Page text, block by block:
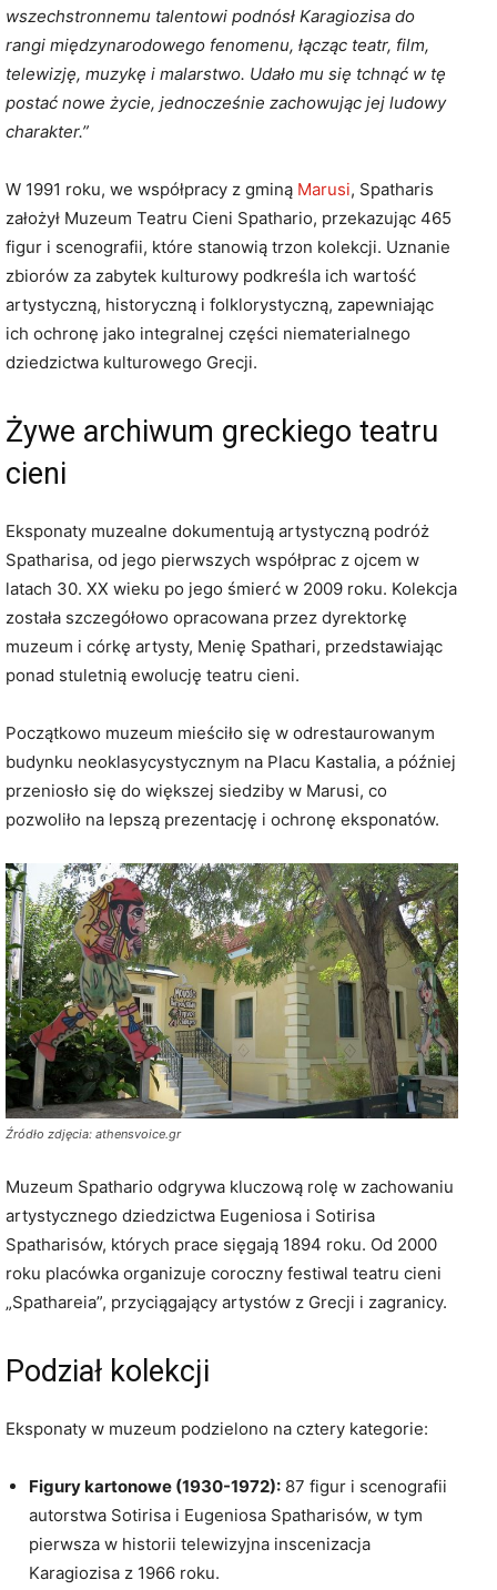
wszechstronnemu talentowi podnósł Karagiozisa do
rangi międzynarodowego fenomenu, łącząc teatr, film,
telewizję, muzykę i malarstwo. Udało mu się tchnąć w tę
postać nowe życie, jednocześnie zachowując jej ludowy
charakter.”
W 1991 roku, we współpracy z gminą Marusi, Spatharis
założył Muzeum Teatru Cieni Spathario, przekazując 465
figur i scenografii, które stanowią trzon kolekcji. Uznanie
zbiorów za zabytek kulturowy podkreśla ich wartość
artystyczną, historyczną i folklorystyczną, zapewniając
ich ochronę jako integralnej części niematerialnego
dziedzictwa kulturowego Grecji.
Żywe archiwum greckiego teatru
cieni
Eksponaty muzealne dokumentują artystyczną podróż
Spatharisa, od jego pierwszych współprac z ojcem w
latach 30. XX wieku po jego śmierć w 2009 roku. Kolekcja
została szczegółowo opracowana przez dyrektorkę
muzeum i córkę artysty, Menię Spathari, przedstawiając
ponad stuletnią ewolucję teatru cieni.
Początkowo muzeum mieściło się w odrestaurowanym
budynku neoklasycystycznym na Placu Kastalia, a później
przeniosło się do większej siedziby w Marusi, co
pozwoliło na lepszą prezentację i ochronę eksponatów.
Źródło zdjęcia: athensvoice.gr
Muzeum Spathario odgrywa kluczową rolę w zachowaniu
artystycznego dziedzictwa Eugeniosa i Sotirisa
Spatharisów, których prace sięgają 1894 roku. Od 2000
roku placówka organizuje coroczny festiwal teatru cieni
„Spathareia”, przyciągający artystów z Grecji i zagranicy.
Podział kolekcji
Eksponaty w muzeum podzielono na cztery kategorie:
Figury kartonowe (1930-1972): 87 figur i scenografii
autorstwa Sotirisa i Eugeniosa Spatharisów, w tym
pierwsza w historii telewizyjna inscenizacja
Karagiozisa z 1966 roku.